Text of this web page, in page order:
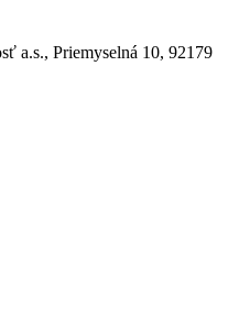
a.s., Priemyselná 10, 92179